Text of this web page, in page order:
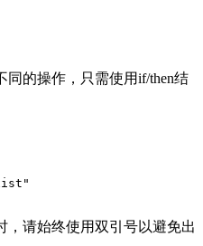
的操作，只需使用if/then结
，请始终使用双引号以避免出